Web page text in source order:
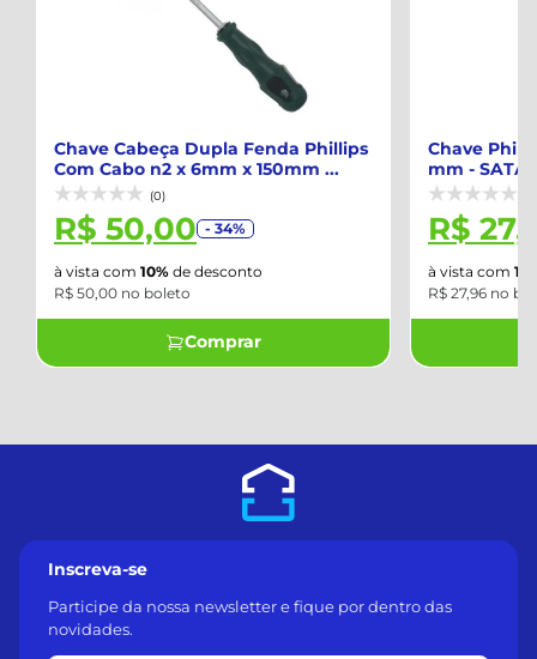
Chave Cabeça Dupla Fenda Phillips
Com Cabo n2 x 6mm x 150mm ...
(0)
R$ 50,00 - 34%
à vista com10%de desconto
R$ 50,00 no boleto
Comprar
Chave
mm - SATA -
(0)
R$
à vista com10%
R$ 27,96 no
Inscreva-se
Participe da nossa newsletter e fique por dentro das
novidades.